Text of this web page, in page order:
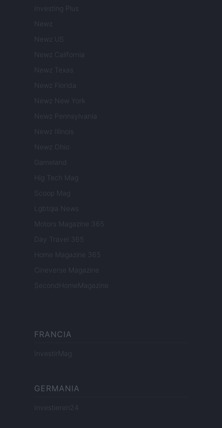
Investing Plus
Newz
Newz US
Newz California
Newz Texas
Newz Florida
Newz New York
Newz Pennsylvania
Newz Illinois
Newz Ohio
Gameland
Hig Tech Mag
Scoop Mag
Lgbtqia News
Motors Magazine 365
Day Travel 365
Home Magazine 365
Cineverse Magazine
SecondHomeMagazine
FRANCIA
InvestirMag
GERMANIA
Investieren24